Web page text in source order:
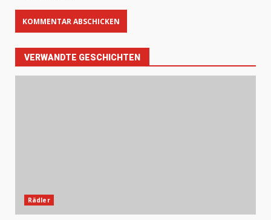
VERWANDTE GESCHICHTEN
Rädler